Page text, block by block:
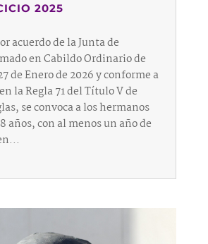
2025
acuerdo de la Junta de
en Cabildo Ordinario de
de Enero de 2026 y conforme a
la Regla 71 del Título V de
se convoca a los hermanos
años, con al menos un año de